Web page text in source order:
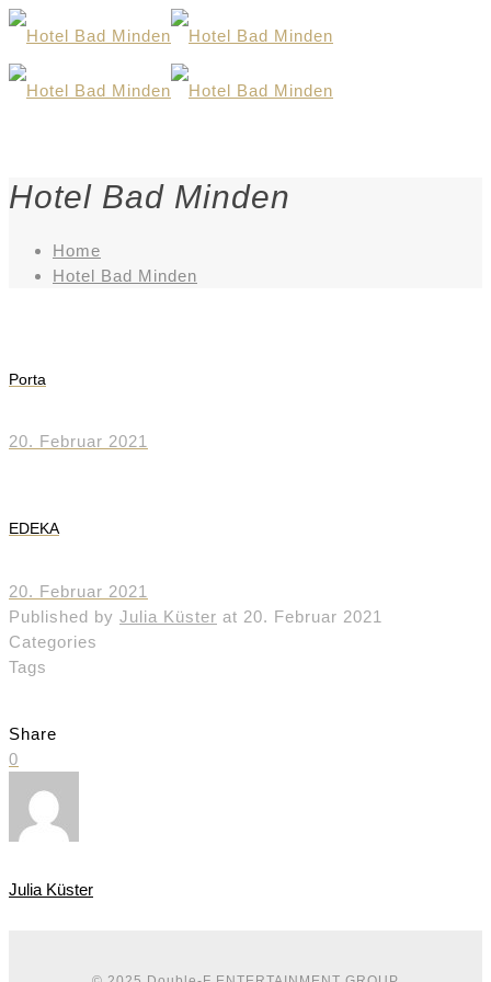
Hotel Bad Minden
Home
Hotel Bad Minden
Porta
20. Februar 2021
EDEKA
20. Februar 2021
Published by Julia Küster at 20. Februar 2021
Categories
Tags
Share
0
Julia Küster